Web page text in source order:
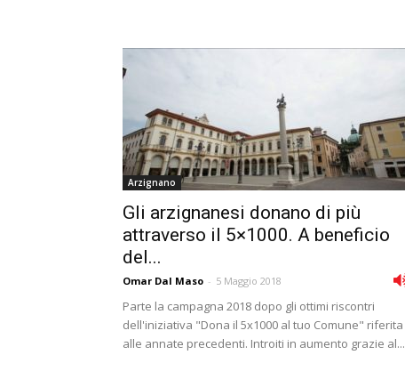
Arzignano
Gli arzignanesi donano di più
attraverso il 5×1000. A beneficio
del...
Omar Dal Maso - 5 Maggio 2018
Parte la campagna 2018 dopo gli ottimi riscontri
dell'iniziativa "Dona il 5x1000 al tuo Comune" riferita
alle annate precedenti. Introiti in aumento grazie al...